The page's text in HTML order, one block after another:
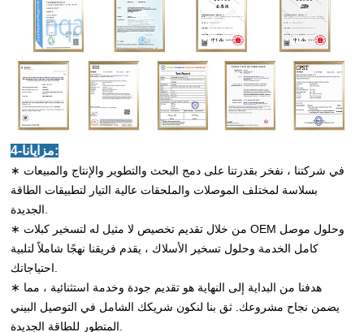
4-مزايانا:
∗ في شركتنا ، نفخر بقدرتنا على دمج البحث والتطوير والإنتاج والمبيعات
بسلاسة لمختلف الموصلات والملحقات عالية التيار لتطبيقات الطاقة
الجديدة.
∗ من خلال تقديم تخصيص لا مثيل له لتسخير كبلات OEM وحلول موصل
كامل الخدمة وحلول تسخير الأسلاك ، يقدم فريقنا نهجًا شاملاً لتلبية
احتياجاتك.
∗ هدفنا من البداية إلى النهاية هو تقديم جودة وخدمة استثنائية ، مما
يضمن نجاح مشروعك. ثق بنا لنكون شريكك الشامل في التوصيل البيني
المتطور للطاقة الجديدة.